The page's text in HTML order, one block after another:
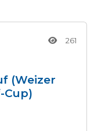
261
(Weizer
Cup)